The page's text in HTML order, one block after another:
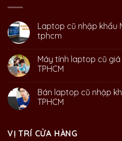
Laptop cũ nhập khẩu
tphcm
Máy tính laptop cũ
TPHCM
Bán laptop cũ nhập
TPHCM
VỊ TRÍ CỬA HÀNG